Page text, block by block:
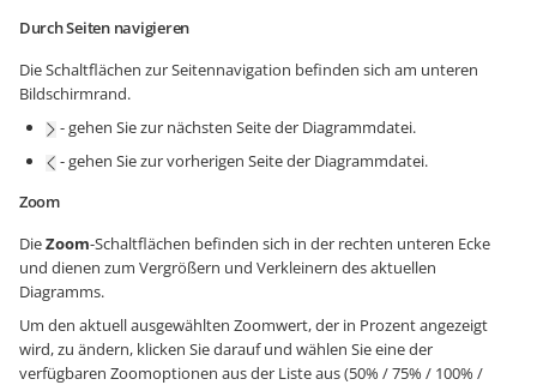
Durch Seiten navigieren
Die Schaltflächen zur Seitennavigation befinden sich am unteren
Bildschirmrand.
- gehen Sie zur nächsten Seite der Diagrammdatei.
- gehen Sie zur vorherigen Seite der Diagrammdatei.
Zoom
DieZoom-Schaltflächen befinden sich in der rechten unteren Ecke
und dienen zum Vergrößern und Verkleinern des aktuellen
Diagramms.
Um den aktuell ausgewählten Zoomwert, der in Prozent angezeigt
wird, zu ändern, klicken Sie darauf und wählen Sie eine der
verfügbaren Zoomoptionen aus der Liste aus (50% / 75% / 100% /